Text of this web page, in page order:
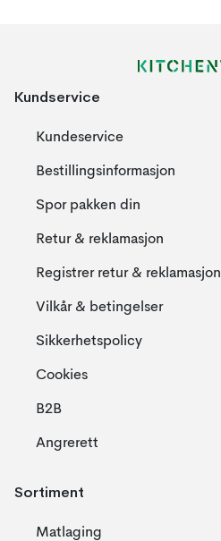
Kundservice
Kundeservice
Bestillingsinformasjon
Spor pakken din
Retur & reklamasjon
Registrer retur & reklamasjon
Vilkår & betingelser
Sikkerhetspolicy
Cookies
B2B
Angrerett
Sortiment
Matlaging